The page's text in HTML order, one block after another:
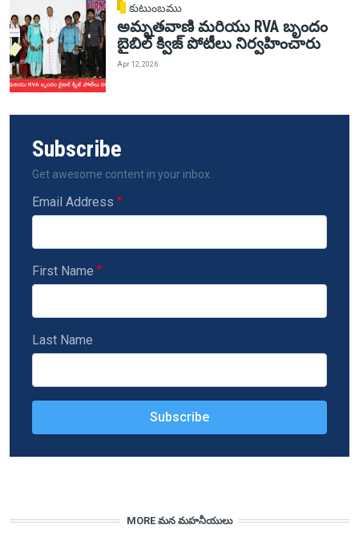
కుటుంబము
అమృతవాణి మరియు RVA బృందం
బైబిల్ క్విజ్ పోటీలు నిర్వహించారు
Apr 12, 2026
Subscribe
Get awesome content in your inbox.
Email Address
First Name
Last Name
MORE మన మహనీయులు